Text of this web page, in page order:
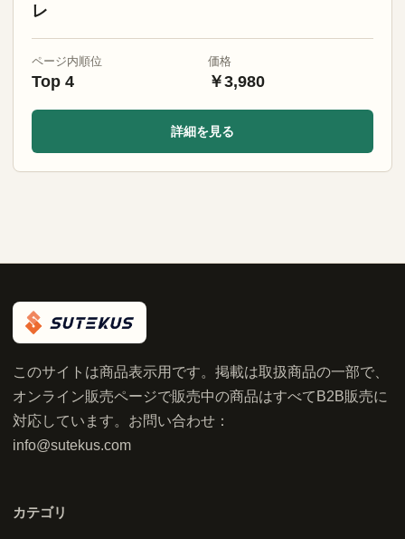
レ
ページ内順位
Top 4
価格
￥3,980
詳細を見る
このサイトは商品表示用です。掲載は取扱商品の一部で、
オンライン販売ページで販売中の商品はすべてB2B販売に
対応しています。お問い合わせ：
info@sutekus.com
カテゴリ